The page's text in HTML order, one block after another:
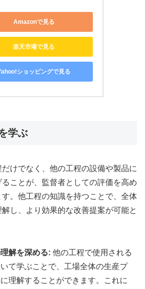
Amazonで見る
楽天市場で見る
ショッピングで見る
学ぶ
けでなく、他の工程の設備や製品に
ことが、監督者としての評価を高め
。他工程の知識を持つことで、全体
し、より効果的な改善提案が可能と
解を深める: 他の工程で使用される
て学ぶことで、工場全体の生産プ
理解することができます。これに